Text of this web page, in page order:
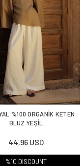
%100 ORGANİK KETEN
BLUZ YEŞİL
44,96 USD
%10 DISCOUNT